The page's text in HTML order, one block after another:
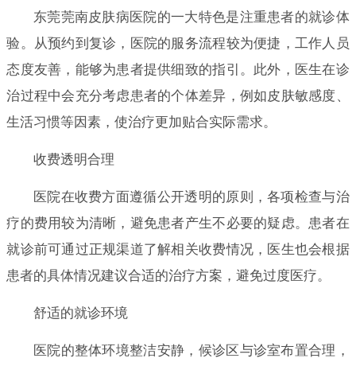
东莞莞南皮肤病医院的一大特色是注重患者的就诊体
验。从预约到复诊，医院的服务流程较为便捷，工作人员
态度友善，能够为患者提供细致的指引。此外，医生在诊
治过程中会充分考虑患者的个体差异，例如皮肤敏感度、
生活习惯等因素，使治疗更加贴合实际需求。
收费透明合理
医院在收费方面遵循公开透明的原则，各项检查与治
疗的费用较为清晰，避免患者产生不必要的疑虑。患者在
就诊前可通过正规渠道了解相关收费情况，医生也会根据
患者的具体情况建议合适的治疗方案，避免过度医疗。
舒适的就诊环境
医院的整体环境整洁安静，候诊区与诊室布置合理，